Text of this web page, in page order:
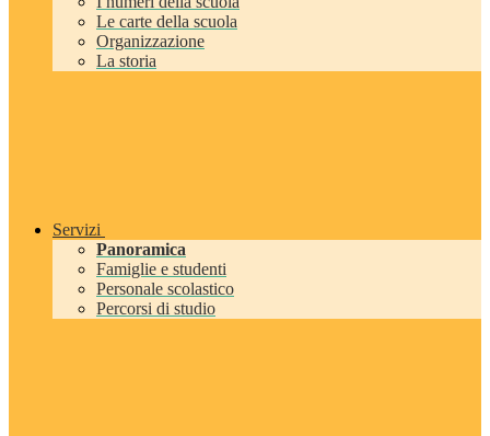
Le carte della scuola
Organizzazione
La storia
Servizi
Panoramica
Famiglie e studenti
Personale scolastico
Percorsi di studio